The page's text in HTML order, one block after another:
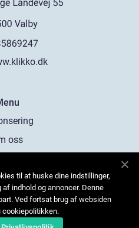
oss
oss
til at huske dine indstillinger,
indhold og annoncer. Denne
Ved fortsat brug af websiden
cookiepolitikken.